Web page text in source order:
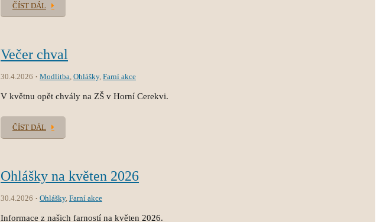
ČÍST DÁL
Večer chval
30.4.2026 Modlitba, Ohlášky, Farní akce
V květnu opět chvály na ZŠ v Horní Cerekvi.
ČÍST DÁL
Ohlášky na květen 2026
30.4.2026 Ohlášky, Farní akce
Informace z našich farností na květen 2026.